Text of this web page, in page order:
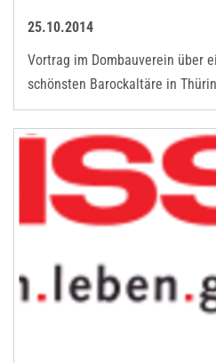
25.10.2014
Vortrag im Dombauverein über
schönsten Barockaltäre in